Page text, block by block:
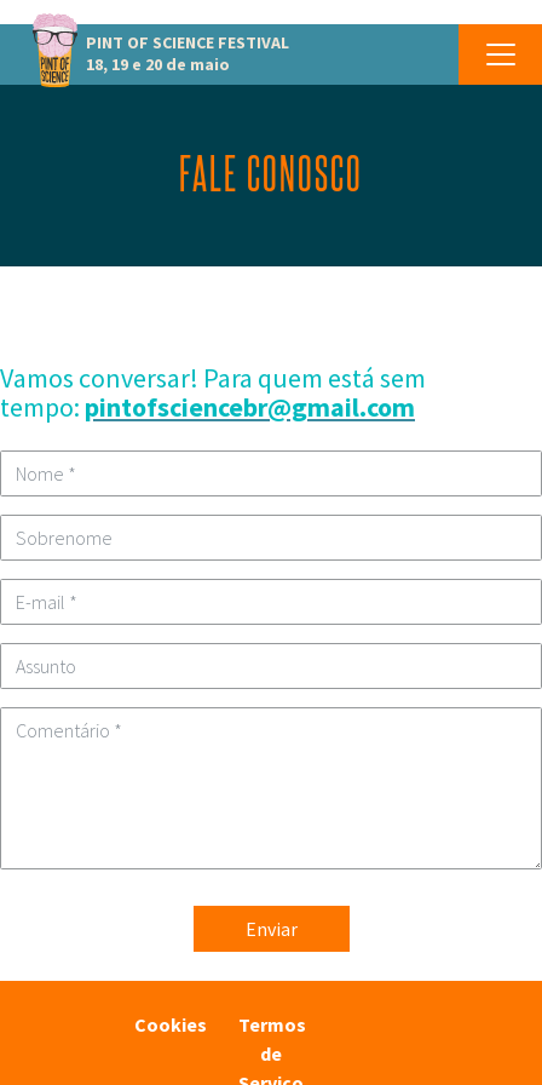
PINT OF SCIENCE FESTIVAL
18, 19 e 20 de maio
FALE CONOSCO
Vamos conversar! Para quem está sem
tempo: pintofsciencebr@gmail.com
Cookies
Termos
de